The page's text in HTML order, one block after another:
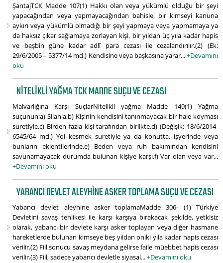
ŞantajTCK Madde 107(1) Hakkı olan veya yükümlü olduğu bir şeyi
yapacağından veya yapmayacağından bahisle, bir kimseyi kanuna
aykırı veya yükümlü olmadığı bir şeyi yapmaya veya yapmamaya ya
da haksız çıkar sağlamaya zorlayan kişi, bir yıldan üç yıla kadar hapis
ve beşbin güne kadar adlî para cezası ile cezalandırılır.(2) (Ek:
29/6/2005 – 5377/14 md.) Kendisine veya başkasına yarar...+Devamını
oku
NITELIKLI YAĞMA TCK MADDE SUÇU VE CEZASI
Malvarlığına Karşı SuçlarNitelikli yağma Madde 149(1) Yağma
suçunun;a) Silahla,b) Kişinin kendisini tanınmayacak bir hale koyması
suretiyle,c) Birden fazla kişi tarafından birlikte,d) (Değişik: 18/6/2014-
6545/64 md.) Yol kesmek suretiyle ya da konutta, işyerinde veya
bunların eklentilerinde,e) Beden veya ruh bakımından kendisini
savunamayacak durumda bulunan kişiye karşı,f) Var olan veya var...
+Devamını oku
YABANCI DEVLET ALEYHINE ASKER TOPLAMA SUÇU VE CEZASI
Yabancı devlet aleyhine asker toplamaMadde 306- (1) Türkiye
Devletini savaş tehlikesi ile karşı karşıya bırakacak şekilde, yetkisiz
olarak, yabancı bir devlete karşı asker toplayan veya diğer hasmane
hareketlerde bulunan kimseye beş yıldan oniki yıla kadar hapis cezası
verilir.(2) Fiil sonucu savaş meydana gelirse faile müebbet hapis cezası
verilir.(3) Fiil, sadece yabancı devletle siyasal...+Devamını oku